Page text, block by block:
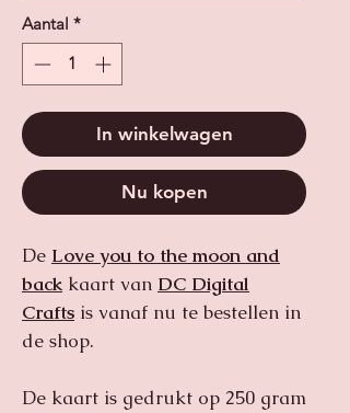
Aantal *
In winkelwagen
Nu kopen
De Love you to the moon and
back kaart van DC Digital
Crafts is vanaf nu te bestellen in
de shop.
De kaart is gedrukt op 250 gram